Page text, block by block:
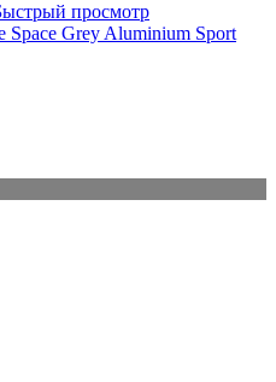
просмотр
Space Grey Aluminium Sport